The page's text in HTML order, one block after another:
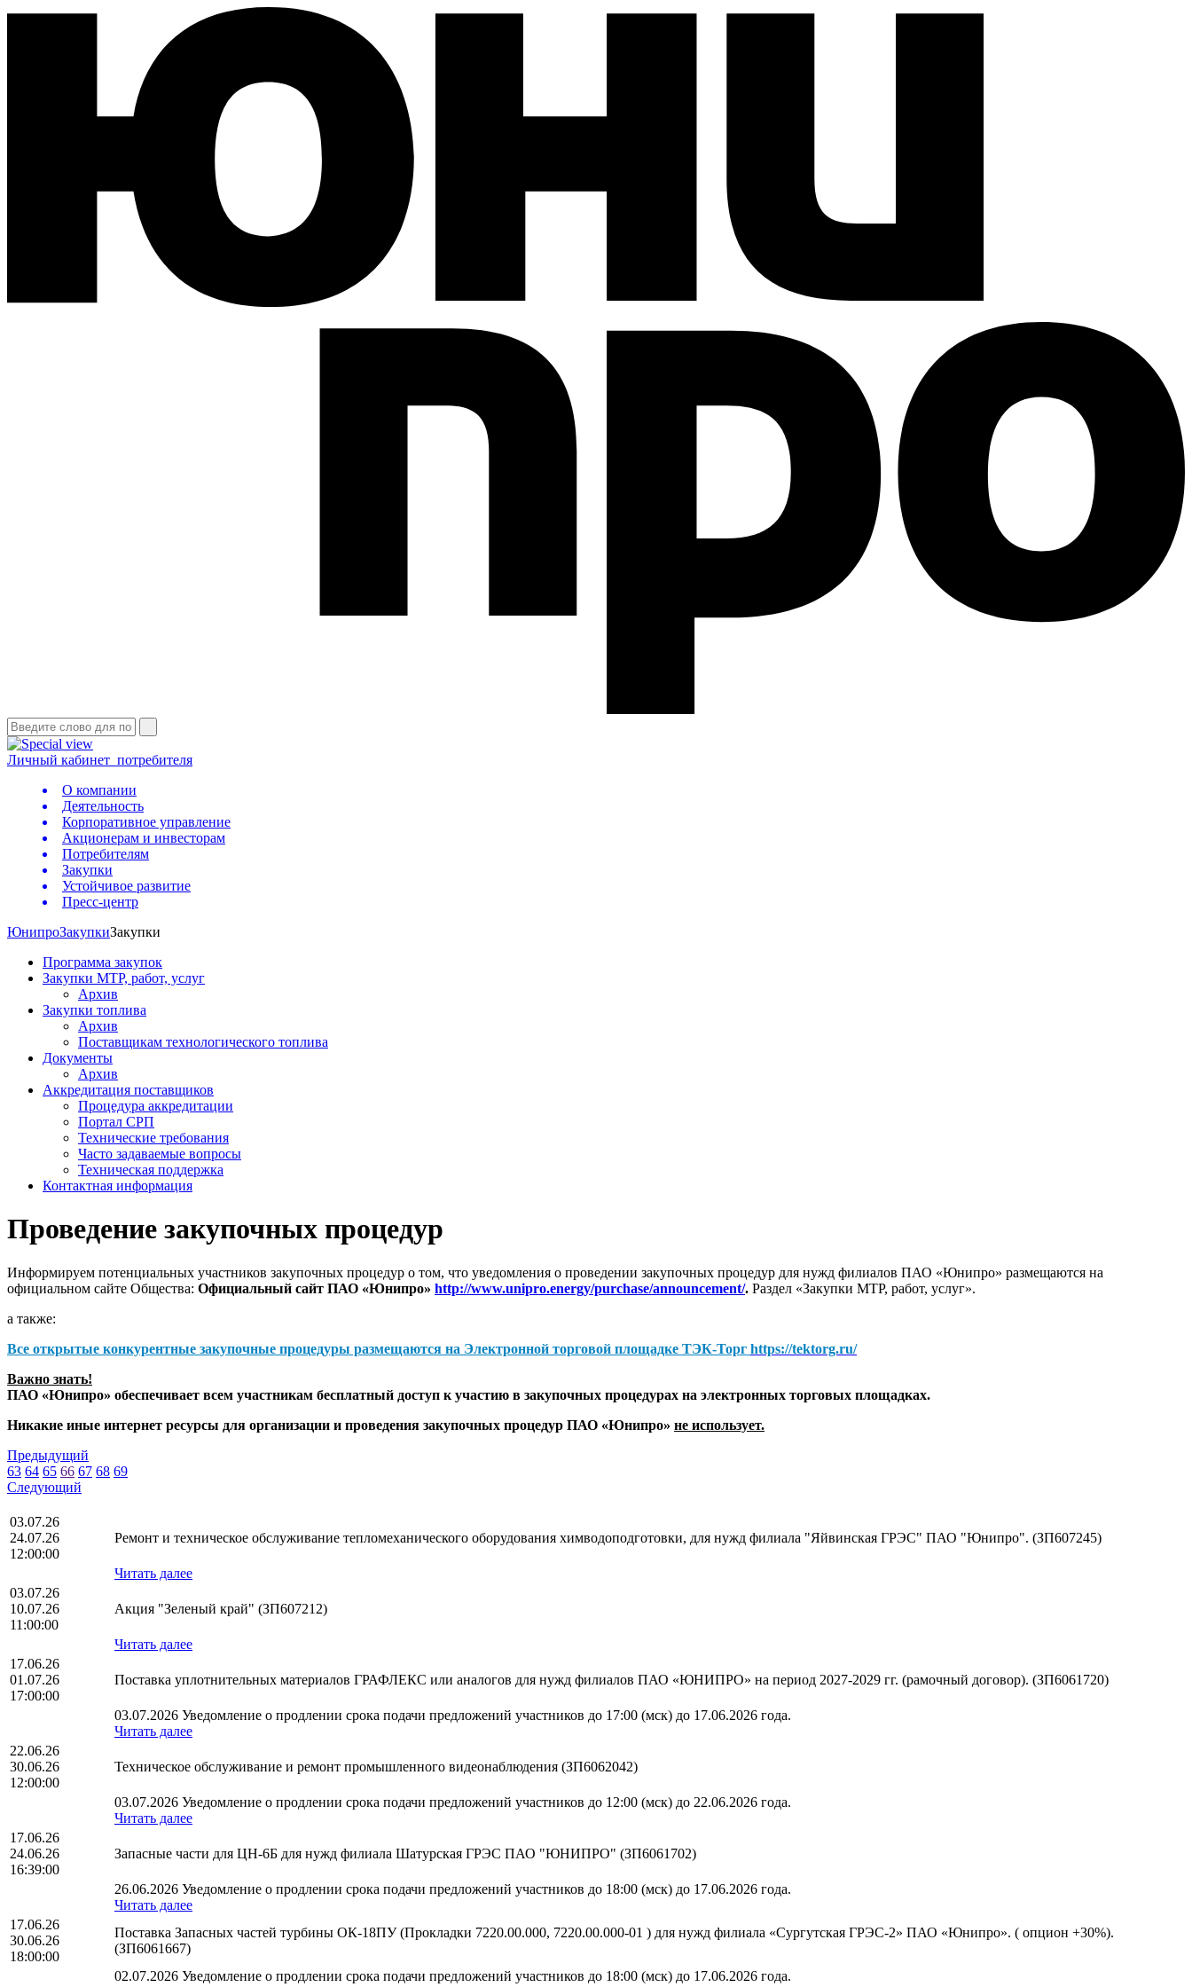
Личный кабинет потребителя
О компании
Деятельность
Корпоративное управление
Акционерам и инвесторам
Потребителям
Закупки
Устойчивое развитие
Пресс-центр
ЮнипроЗакупкиЗакупки
Программа закупок
Закупки МТР, работ, услуг
Архив
Закупки топлива
Архив
Поставщикам технологического топлива
Документы
Архив
Аккредитация поставщиков
Процедура аккредитации
Портал СРП
Технические требования
Часто задаваемые вопросы
Техническая поддержка
Контактная информация
Проведение закупочных процедур
Информируем потенциальных участников закупочных процедур о том, что уведомления о проведении закупочных процедур для нужд филиалов ПАО «Юнипро» размещаются на
официальном сайте Общества: Официальный сайт ПАО «Юнипро» http://www.unipro.energy/purchase/announcement/. Раздел «Закупки МТР, работ, услуг».
а также:
Все открытые конкурентные закупочные процедуры размещаются на Электронной торговой площадке ТЭК-Торг https://tektorg.ru/
Важно знать!
ПАО «Юнипро» обеспечивает всем участникам бесплатный доступ к участию в закупочных процедурах на электронных торговых площадках.
Никакие иные интернет ресурсы для организации и проведения закупочных процедур ПАО «Юнипро» не использует.
Предыдущий
63 64 65 66 67 68 69
Следующий
03.07.26
24.07.26
12:00:00
Ремонт и техническое обслуживание тепломеханического оборудования химводоподготовки, для нужд филиала "Яйвинская ГРЭС" ПАО "Юнипро". (ЗП607245)
Читать далее
03.07.26
10.07.26
11:00:00
Акция "Зеленый край" (ЗП607212)
Читать далее
17.06.26
01.07.26
17:00:00
Поставка уплотнительных материалов ГРАФЛЕКС или аналогов для нужд филиалов ПАО «ЮНИПРО» на период 2027-2029 гг. (рамочный договор). (ЗП6061720)
03.07.2026 Уведомление о продлении срока подачи предложений участников до 17:00 (мск) до 17.06.2026 года.
Читать далее
22.06.26
30.06.26
12:00:00
Техническое обслуживание и ремонт промышленного видеонаблюдения (ЗП6062042)
03.07.2026 Уведомление о продлении срока подачи предложений участников до 12:00 (мск) до 22.06.2026 года.
Читать далее
17.06.26
24.06.26
16:39:00
Запасные части для ЦН-6Б для нужд филиала Шатурская ГРЭС ПАО "ЮНИПРО" (ЗП6061702)
26.06.2026 Уведомление о продлении срока подачи предложений участников до 18:00 (мск) до 17.06.2026 года.
Читать далее
17.06.26
30.06.26
18:00:00
Поставка Запасных частей турбины ОК-18ПУ (Прокладки 7220.00.000, 7220.00.000-01 ) для нужд филиала «Сургутская ГРЭС-2» ПАО «Юнипро». ( опцион +30%).
(ЗП6061667)
02.07.2026 Уведомление о продлении срока подачи предложений участников до 18:00 (мск) до 17.06.2026 года.